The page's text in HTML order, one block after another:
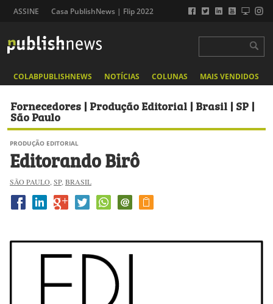
ASSINE Casa PublishNews | Flip 2022
COLABPUBLISHNEWS NOTÍCIAS COLUNAS MAIS VENDIDOS
Fornecedores | Produção Editorial | Brasil | SP |
São Paulo
PRODUÇÃO EDITORIAL
Editorando Birô
SÃO PAULO SP, BRASIL